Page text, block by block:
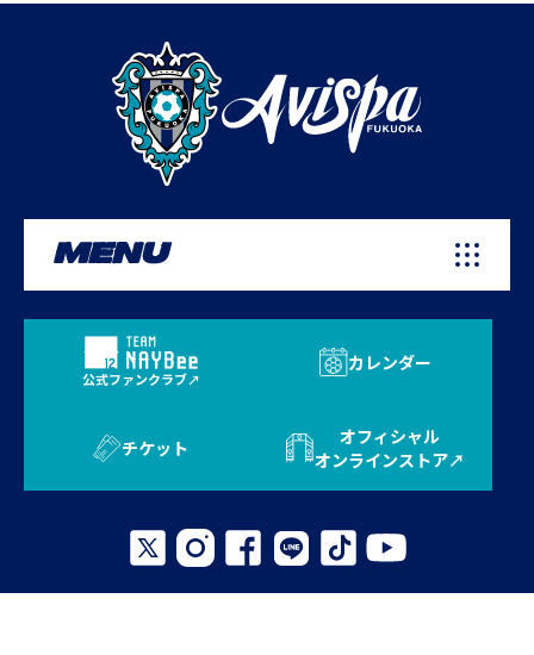
MENU
公式ファンクラブ
カレンダー
チケット
オフィシャル
オンラインストア